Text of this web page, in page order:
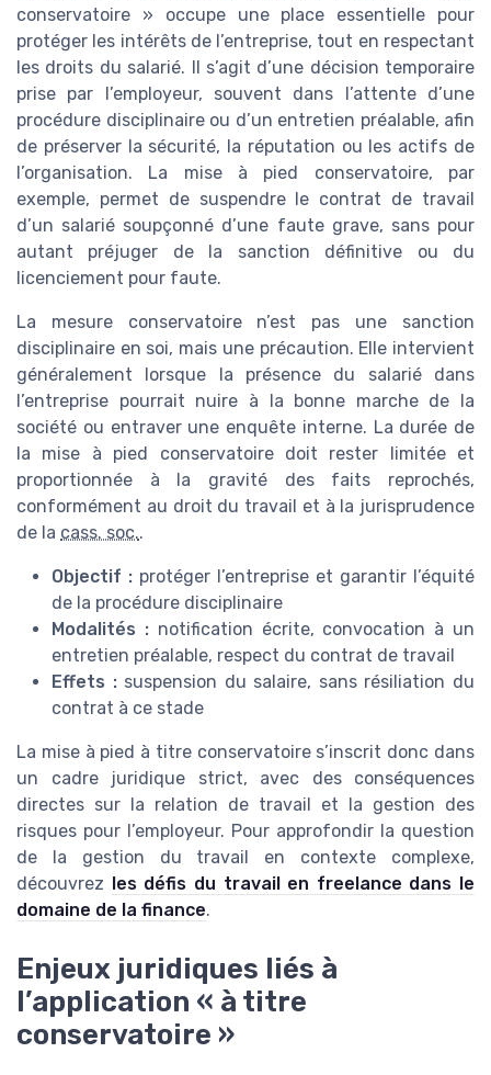
conservatoire » occupe une place essentielle pour
protéger les intérêts de l’entreprise, tout en respectant
les droits du salarié. Il s’agit d’une décision temporaire
prise par l’employeur, souvent dans l’attente d’une
procédure disciplinaire ou d’un entretien préalable, afin
de préserver la sécurité, la réputation ou les actifs de
l’organisation. La mise à pied conservatoire, par
exemple, permet de suspendre le contrat de travail
d’un salarié soupçonné d’une faute grave, sans pour
autant préjuger de la sanction définitive ou du
licenciement pour faute.
La mesure conservatoire n’est pas une sanction
disciplinaire en soi, mais une précaution. Elle intervient
généralement lorsque la présence du salarié dans
l’entreprise pourrait nuire à la bonne marche de la
société ou entraver une enquête interne. La durée de
la mise à pied conservatoire doit rester limitée et
proportionnée à la gravité des faits reprochés,
conformément au droit du travail et à la jurisprudence
de la cass. soc..
Objectif : protéger l’entreprise et garantir l’équité
de la procédure disciplinaire
Modalités :notification écrite, convocation à un
entretien préalable, respect du contrat de travail
Effets :suspension du salaire, sans résiliation du
contrat à ce stade
La mise à pied à titre conservatoire s’inscrit donc dans
un cadre juridique strict, avec des conséquences
directes sur la relation de travail et la gestion des
risques pour l’employeur. Pour approfondir la question
de la gestion du travail en contexte complexe,
découvrez les défis du travail en freelance dans le
domaine de la finance.
Enjeux juridiques liés à
l’application « à titre
conservatoire »